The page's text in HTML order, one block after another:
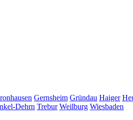
Gernsheim Gründau Haiger
Dehrn Trebur Weilburg Wiesbaden